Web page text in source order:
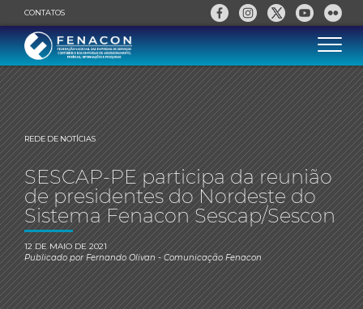
CONTATOS
REDE DE NOTÍCIAS
SESCAP-PE participa da reunião
de presidentes do Nordeste do
Sistema Fenacon Sescap/Sescon
12 DE MAIO DE 2021
Publicado porFernando Olivan- Comunicação Fenacon